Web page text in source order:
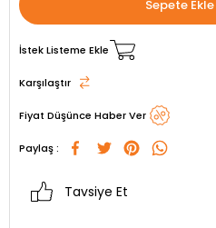
İstek Listeme Ekle
Karşılaştır
Fiyat Düşünce Haber Ver
Paylaş :
Tavsiye Et